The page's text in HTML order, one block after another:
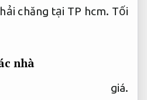
chăng tại TP hcm. Tối
nhà
giá.